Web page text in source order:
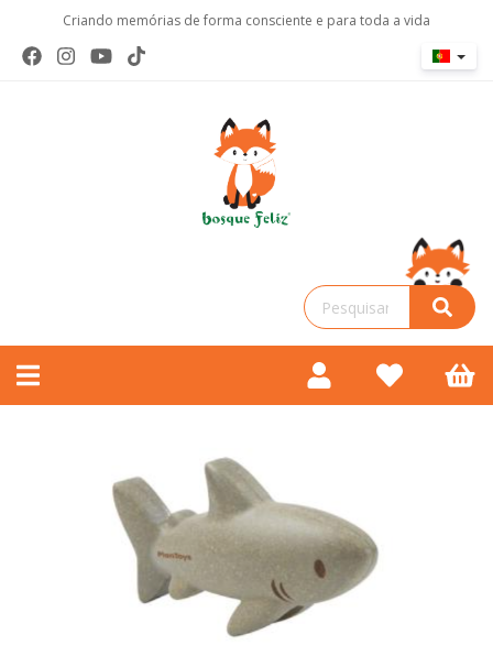
Criando memórias de forma consciente e para toda a vida
Toggle
navigation